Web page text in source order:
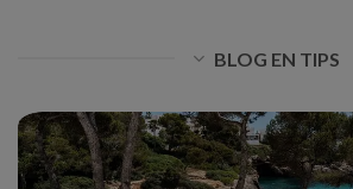
BLOG EN TIPS